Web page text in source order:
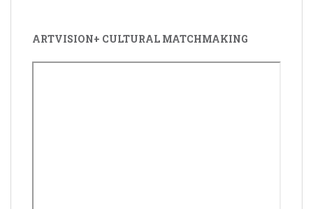
ARTVISION+ CULTURAL MATCHMAKING